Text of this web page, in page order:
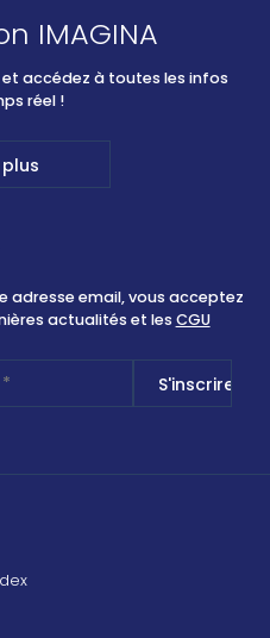
IMAGINA
accédez à toutes les infos
réel !
adresse email, vous acceptez
actualités et les CGU